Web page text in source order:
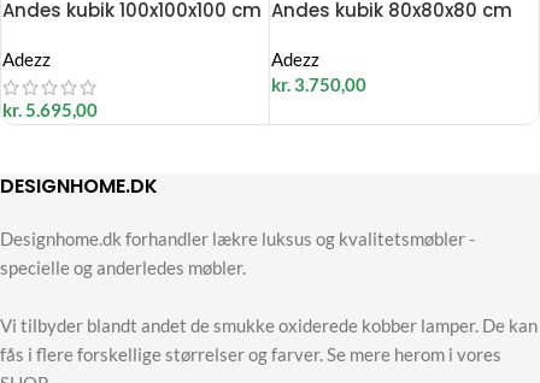
Andes kubik 100x100x100 cm
Adezz
kr.5.695,00
Andes kubik 80x80x80 cm
Adezz
kr.3.750,00
DESIGNHOME.DK
Designhome.dk forhandler lækre luksus og kvalitetsmøbler -
specielle og anderledes møbler.
Vi tilbyder blandt andet de smukke oxiderede kobber lamper. De kan
fås i flere forskellige størrelser og farver. Se mere herom i vores